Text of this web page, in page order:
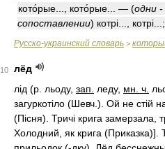
кото́рые..., кото́рые... — (одни -
сопоставлении) котрі...,
Русско-украинский словарь >
10
лёд
лід (р. льоду, зап. леду, мн. ч.
загуркотіло (Шевч.). Ой не стій
(Пісня). Тричі крига замерзала,
Холодний, як крига (Приказка)].